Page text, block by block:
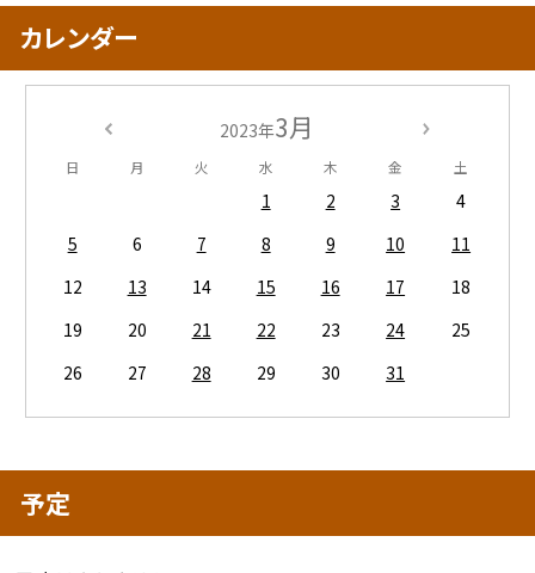
カレンダー
2023年3月
日 月 火 水 木 金 土
1 2 3
4
5
6 7 8 9 10
11
12
13 14 15 16 17
18
19
20 21 22 23 24
25
26
27 28 29 30 31
予定